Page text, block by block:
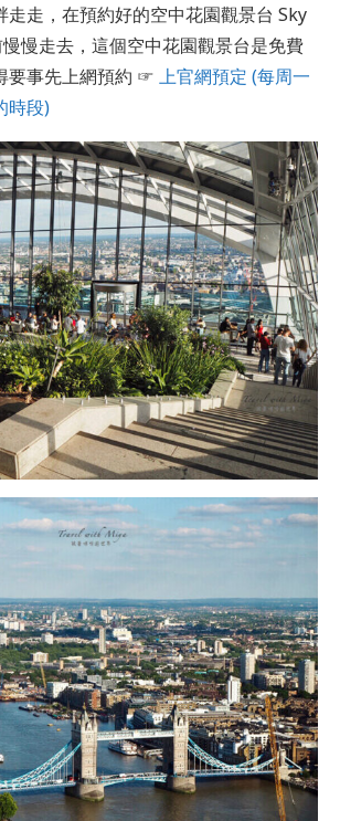
走走，在預約好的空中花園觀景台 Sky
慢走去，這個空中花園觀景台是免費
要事先上網預約 ☞ 上官網預定 (每周一
時段)